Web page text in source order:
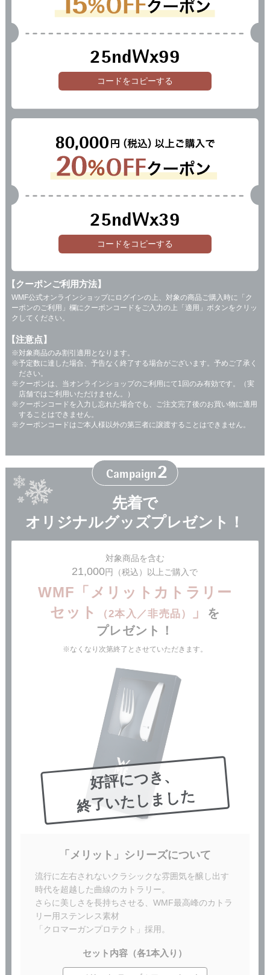
25ndWx99
コードをコピーする
25ndWx39
コードをコピーする
【クーポンご利用方法】
WMF公式オンラインショップにログインの上、対象の商品ご購入時に「ク
ーポンのご利用」欄にクーポンコードをご入力の上「適用」ボタンをクリッ
クしてください。
【注意点】
対象商品のみ割引適用となります。
予定数に達した場合、予告なく終了する場合がございます。予めご了承く
ださい。
クーポンは、当オンラインショップのご利用にて1回のみ有効です。（実
店舗ではご利用いただけません。）
クーポンコードを入力し忘れた場合でも、ご注文完了後のお買い物に適用
することはできません。
クーポンコードはご本人様以外の第三者に譲渡することはできません。
Campaign2
先着で
オリジナルグッズプレゼント！
好評につき、
終了いたしました
対象商品を含む
21,000円（税込）以上ご購入で
WMF「メリットカトラリー
セット
（2本入／非売品） 」
を
プレゼント！
なくなり次第終了とさせていただきます。
「メリット」シリーズについて
流行に左右されないクラシックな雰囲気を醸し出す
時代を超越した曲線のカトラリー。
さらに美しさを長持ちさせる、WMF最高峰のカトラ
リー用ステンレス素材
「クロマーガンプロテクト」採用。
セット内容（各1本入り）